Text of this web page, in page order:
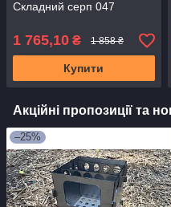
Складний серп 047
1 765,10 ₴ 1 858 ₴
Купити
Акційні пропозиції та
–25%